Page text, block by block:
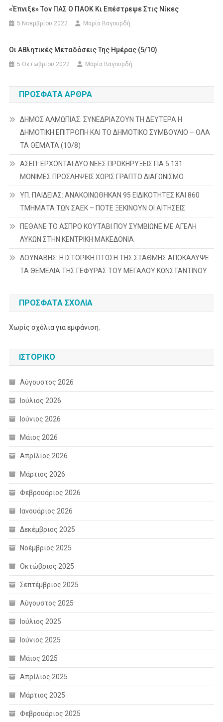
«Έπνιξε» Τον ΠΑΣ Ο ΠΑΟΚ Κι Επέστρεψε Στις Νίκες
5 Νοεμβρίου 2022 Μαρία Βαγουρδή
Οι Αθλητικές Μεταδόσεις Της Ημέρας (5/10)
5 Οκτωβρίου 2022 Μαρία Βαγουρδή
ΠΡΌΣΦΑΤΑ ΆΡΘΡΑ
ΔΗΜΟΣ ΑΛΜΩΠΙΑΣ: ΣΥΝΕΔΡΙΑΖΟΥΝ ΤΗ ΔΕΥΤΕΡΑ H
ΔΗΜΟΤΙΚΗ ΕΠΙΤΡΟΠΗ ΚΑΙ ΤΟ ΔΗΜΟΤΙΚΟ ΣΥΜΒΟΥΛΙΟ – ΟΛΑ
ΤΑ ΘΕΜΑΤΑ (10/8)
ΑΣΕΠ: ΕΡΧΟΝΤΑΙ ΔΥΟ ΝΕΕΣ ΠΡΟΚΗΡΥΞΕΙΣ ΓΙΑ 5.131
ΜΟΝΙΜΕΣ ΠΡΟΣΛΗΨΕΙΣ ΧΩΡΙΣ ΓΡΑΠΤΟ ΔΙΑΓΩΝΙΣΜΟ
ΥΠ. ΠΑΙΔΕΙΑΣ: ΑΝΑΚΟΙΝΩΘΗΚΑΝ 95 ΕΙΔΙΚΟΤΗΤΕΣ ΚΑΙ 860
ΤΜΗΜΑΤΑ ΤΩΝ ΣΑΕΚ – ΠΟΤΕ ΞΕΚΙΝΟΥΝ ΟΙ ΑΙΤΗΣΕΙΣ
ΠΕΘΑΝΕ ΤΟ ΑΣΠΡΟ ΚΟΥΤΑΒΙ ΠΟΥ ΣΥΜΒΙΩΝΕ ΜΕ ΑΓΕΛΗ
ΛΥΚΩΝ ΣΤΗΝ ΚΕΝΤΡΙΚΗ ΜΑΚΕΔΟΝΙΑ
ΔΟΥΝΑΒΗΣ: Η ΙΣΤΟΡΙΚΗ ΠΤΩΣΗ ΤΗΣ ΣΤΑΘΜΗΣ ΑΠΟΚΑΛΥΨΕ
ΤΑ ΘΕΜΕΛΙΑ ΤΗΣ ΓΕΦΥΡΑΣ ΤΟΥ ΜΕΓΑΛΟΥ ΚΩΝΣΤΑΝΤΙΝΟΥ
ΠΡΌΣΦΑΤΑ ΣΧΌΛΙΑ
Χωρίς σχόλια για εμφάνιση.
ΙΣΤΟΡΙΚΌ
Αύγουστος 2026
Ιούλιος 2026
Ιούνιος 2026
Μάιος 2026
Απρίλιος 2026
Μάρτιος 2026
Φεβρουάριος 2026
Ιανουάριος 2026
Δεκέμβριος 2025
Νοέμβριος 2025
Οκτώβριος 2025
Σεπτέμβριος 2025
Αύγουστος 2025
Ιούλιος 2025
Ιούνιος 2025
Μάιος 2025
Απρίλιος 2025
Μάρτιος 2025
Φεβρουάριος 2025